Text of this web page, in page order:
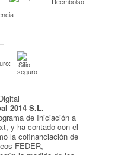
2014 S.L.
de Iniciación a
y ha contado con el
la cofinanciación de
FEDER,